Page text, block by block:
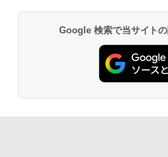
Google 検索で当サイト